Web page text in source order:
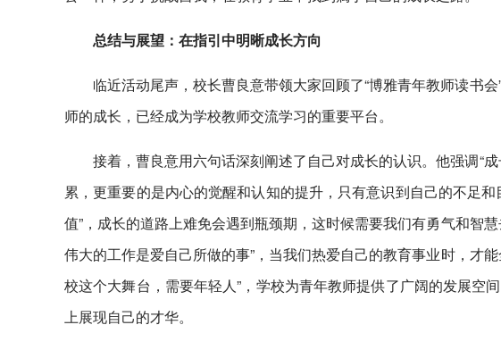
总结与展望：在指引中明晰成长方向
临近活动尾声，校长曹良意带领大家回顾了“博雅青年教师读书
师的成长，已经成为学校教师交流学习的重要平台。
接着，曹良意用六句话深刻阐述了自己对成长的认识。他强调“
累，更重要的是内心的觉醒和认知的提升，只有意识到自己的不足
值”，成长的道路上难免会遇到瓶颈期，这时候需要我们有勇气和智
伟大的工作是爱自己所做的事”，当我们热爱自己的教育事业时，才
校这个大舞台，需要年轻人”，学校为青年教师提供了广阔的发展空
上展现自己的才华。